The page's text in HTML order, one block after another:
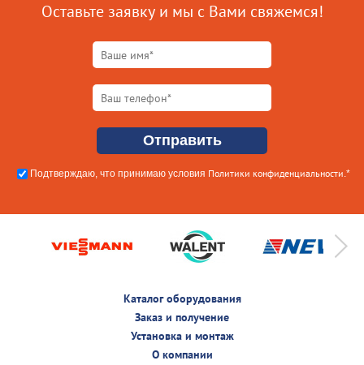
Оставьте заявку и мы с Вами свяжемся!
Подтверждаю, что принимаю условия Политики конфиденциальности .*
Каталог оборудования
Заказ и получение
Установка и монтаж
О компании